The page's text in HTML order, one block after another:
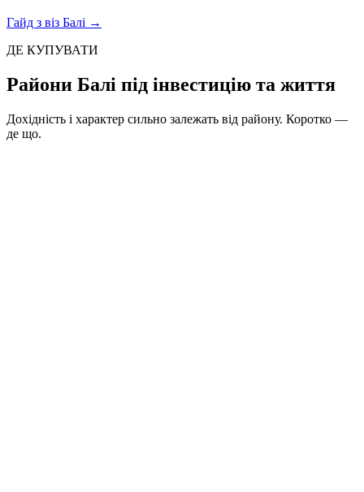
Гайд з віз Балі →
ДЕ КУПУВАТИ
Райони Балі під інвестицію та життя
Дохідність і характер сильно залежать від району. Коротко —
де що.